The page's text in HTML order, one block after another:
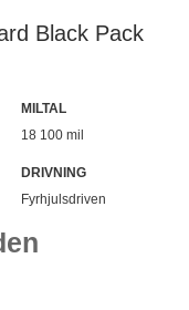
Black Pack
MILTAL
18 100 mil
DRIVNING
Fyrhjulsdriven